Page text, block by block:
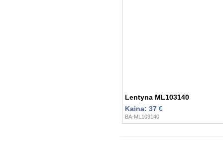
Lentyna ML103140
Kaina: 37 €
BA-ML103140